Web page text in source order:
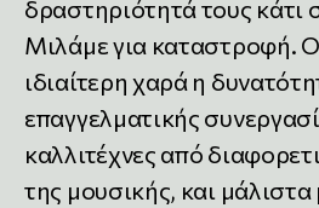
δραστηριότητά τους κάτι
Μιλάμε για καταστροφή.
ιδιαίτερη χαρά η
επαγγελματικής
καλλιτέχνες από
της μουσικής, και